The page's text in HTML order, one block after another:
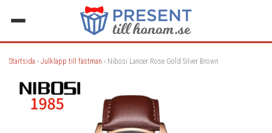
Startsida › Julklapp till fästman › Nibosi Lancer Rose Gold Silver Brown